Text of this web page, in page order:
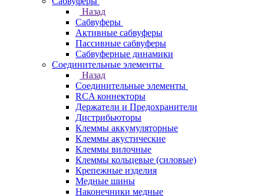
Назад
Сабвуферы
Активные сабвуферы
Пассивные сабвуферы
Сабвуферные динамики
Соединительные элементы
Назад
Соединительные элементы
RCA коннекторы
Держатели и Предохранители
Дистрибьюторы
Клеммы аккумуляторные
Клеммы акустические
Клеммы вилочные
Клеммы кольцевые (силовые)
Крепежные изделия
Медные шины
Наконечники медные